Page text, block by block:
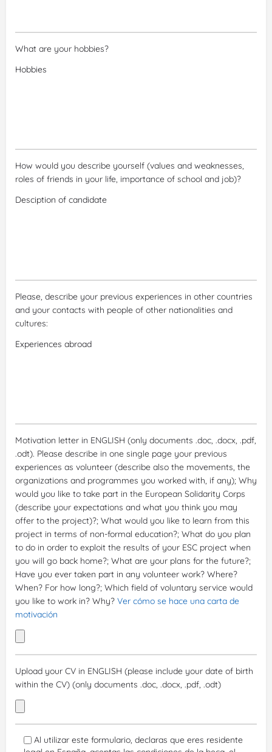
What are your hobbies?
How would you describe yourself (values and weaknesses,
roles of friends in your life, importance of school and job)?
Please, describe your previous experiences in other countries
and your contacts with people of other nationalities and
cultures:
Motivation letter in ENGLISH (only documents .doc, .docx, .pdf,
.odt). Please describe in one single page your previous
experiences as volunteer (describe also the movements, the
organizations and programmes you worked with, if any); Why
would you like to take part in the European Solidarity Corps
(describe your expectations and what you think you may
offer to the project)?; What would you like to learn from this
project in terms of non-formal education?; What do you plan
to do in order to exploit the results of your ESC project when
you will go back home?; What are your plans for the future?;
Have you ever taken part in any volunteer work? Where?
When? For how long?; Which field of voluntary service would
you like to work in? Why? Ver cómo se hace una carta de
motivación
Upload your CV in ENGLISH (please include your date of birth
within the CV) (only documents .doc, .docx, .pdf, .odt)
Al utilizar este formulario, declaras que eres residente